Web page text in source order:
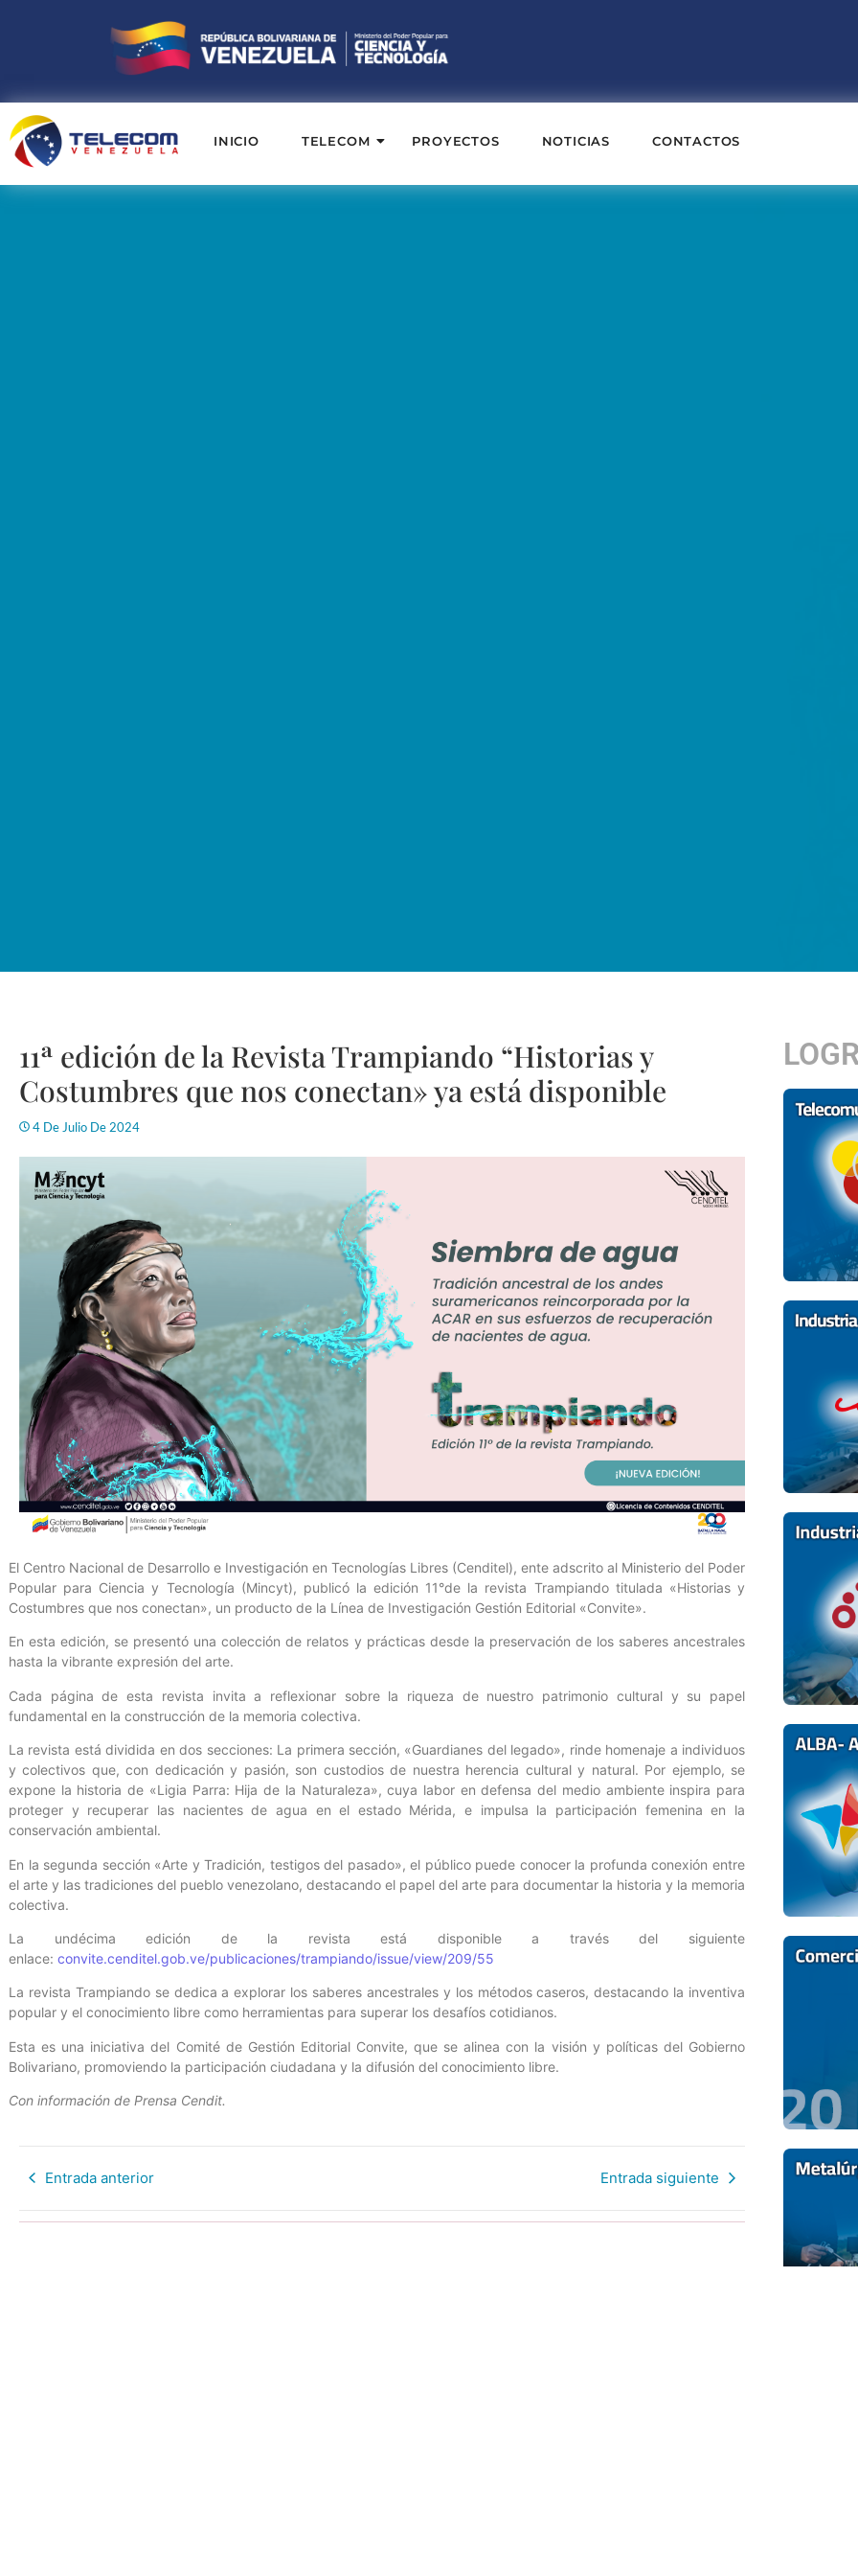
INICIO TELECOM PROYECTOS NOTICIAS CONTACTOS
11ª edición de la Revista Trampiando “Historias y
Costumbres que nos conectan» ya está disponible
4 De Julio De 2024
El Centro Nacional de Desarrollo e Investigación en Tecnologías Libres (Cenditel), ente adscrito al Ministerio del Poder
Popular para Ciencia y Tecnología (Mincyt), publicó la edición 11°de la revista Trampiando titulada «Historias y
Costumbres que nos conectan», un producto de la Línea de Investigación Gestión Editorial «Convite».
En esta edición, se presentó una colección de relatos y prácticas desde la preservación de los saberes ancestrales
hasta la vibrante expresión del arte.
Cada página de esta revista invita a reflexionar sobre la riqueza de nuestro patrimonio cultural y su papel
fundamental en la construcción de la memoria colectiva.
La revista está dividida en dos secciones: La primera sección, «Guardianes del legado», rinde homenaje a individuos
y colectivos que, con dedicación y pasión, son custodios de nuestra herencia cultural y natural. Por ejemplo, se
expone la historia de «Ligia Parra: Hija de la Naturaleza», cuya labor en defensa del medio ambiente inspira para
proteger y recuperar las nacientes de agua en el estado Mérida, e impulsa la participación femenina en la
conservación ambiental.
En la segunda sección «Arte y Tradición, testigos del pasado», el público puede conocer la profunda conexión entre
el arte y las tradiciones del pueblo venezolano, destacando el papel del arte para documentar la historia y la memoria
colectiva.
La undécima edición de la revista está disponible a través del siguiente
enlace: convite.cenditel.gob.ve/publicaciones/trampiando/issue/view/209/55
La revista Trampiando se dedica a explorar los saberes ancestrales y los métodos caseros, destacando la inventiva
popular y el conocimiento libre como herramientas para superar los desafíos cotidianos.
Esta es una iniciativa del Comité de Gestión Editorial Convite, que se alinea con la visión y políticas del Gobierno
Bolivariano, promoviendo la participación ciudadana y la difusión del conocimiento libre.
Con información de Prensa Cendit.
Entrada anterior Entrada siguiente